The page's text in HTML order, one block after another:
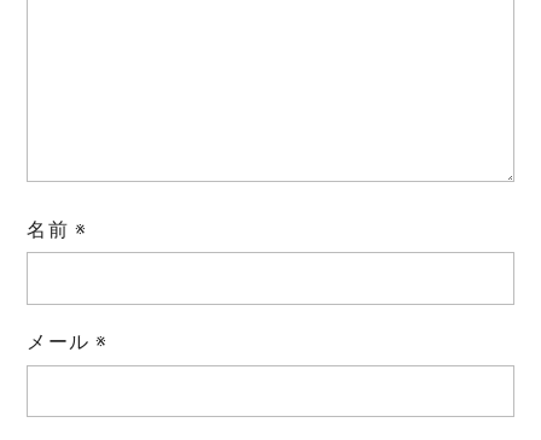
名前 ※
メール ※